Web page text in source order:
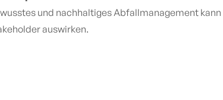
und nachhaltiges Abfallmanagement
auswirken.